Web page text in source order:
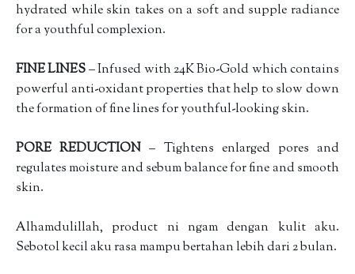
hydrated while skin takes on a soft and supple radiance
for a youthful complexion.
FINE LINES– Infused with 24K Bio-Gold which contains
powerful anti-oxidant properties that help to slow down
the formation of fine lines for youthful-looking skin.
PORE REDUCTION– Tightens enlarged pores and
regulates moisture and sebum balance for fine and smooth
skin.
Alhamdulillah, product ni ngam dengan kulit aku.
Sebotol kecil aku rasa mampu bertahan lebih dari 2 bulan.